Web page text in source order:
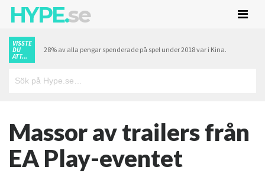
HYPE.se
VISSTE
DU
ATT...
28% av alla pengar spenderade på spel under 2018 var i Kina.
Massor av trailers från
EA Play-eventet